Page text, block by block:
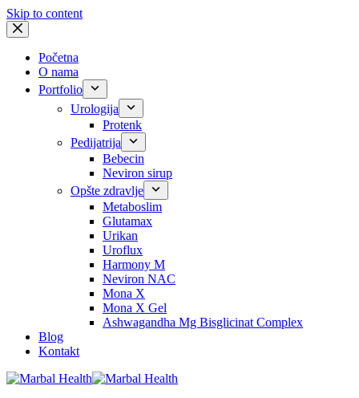
Skip to content
Početna
O nama
Portfolio
Urologija
Protenk
Pedijatrija
Bebecin
Neviron sirup
Opšte zdravlje
Metaboslim
Glutamax
Urikan
Uroflux
Harmony M
Neviron NAC
Mona X
Mona X Gel
Ashwagandha Mg Bisglicinat Complex
Blog
Kontakt